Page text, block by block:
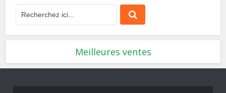
Meilleures ventes